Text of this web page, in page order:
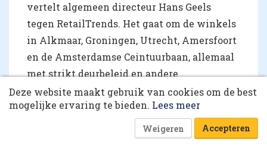
vertelt algemeen directeur Hans Geels
tegen RetailTrends. Het gaat om de winkels
in Alkmaar, Groningen, Utrecht, Amersfoort
en de Amsterdamse Ceintuurbaan, allemaal
met strikt deurbeleid en andere
veiligheidsmaatregelen. "Als de ervaringen
positief zijn, zal gefaseerd de rest volgen",
zegt Geels. De winkels in het zuiden van het
land zullen waarschijnlijk als laatste aan de
Deze website maakt gebruik van cookies om de best
mogelijke ervaring te bieden. Lees meer
Weigeren Accepteren
10 collega’s
Korting op events